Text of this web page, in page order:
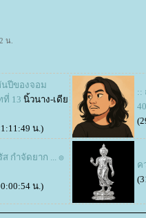
น.
นปีของจอม
ที่ 13 นิ้วนาง-เดี
น.)
::
ส กำจัดยาก ... ๏
น.)
ค